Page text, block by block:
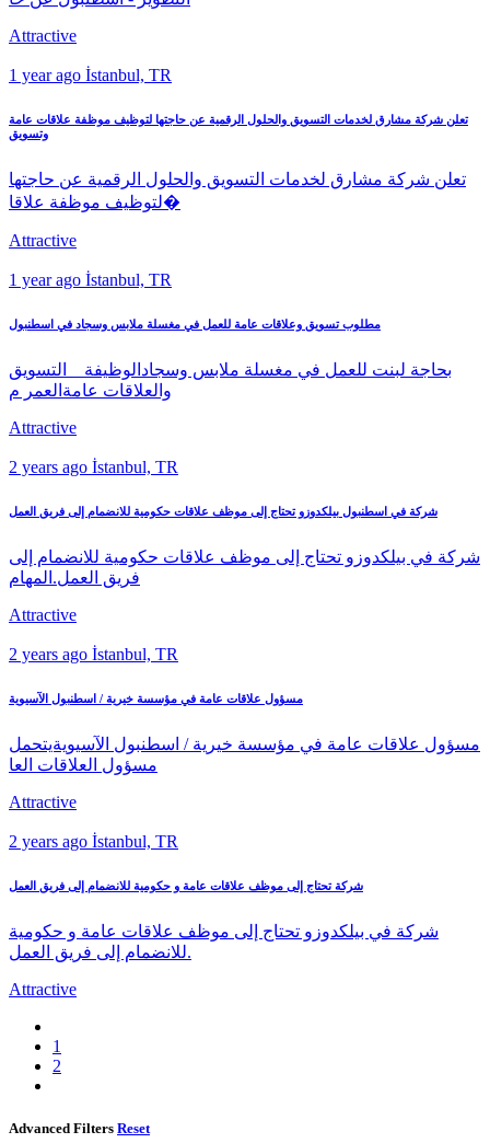
Attractive
1 year ago İstanbul, TR
تعلن شركة مشارق لخدمات التسويق والحلول الرقمية عن حاجتها لتوظيف موظفة علاقات عامة
وتسويق
تعلن شركة مشارق لخدمات التسويق والحلول الرقمية عن حاجتها
لتوظيف موظفة علاقا�
Attractive
1 year ago İstanbul, TR
مطلوب تسويق وعلاقات عامة للعمل في مغسلة ملابس وسجاد في اسطنبول
بحاجة لبنت للعمل في مغسلة ملابس وسجادالوظيفة _ التسويق
والعلاقات عامةالعمر م
Attractive
2 years ago İstanbul, TR
شركة في اسطنبول بيلكدوزو تحتاج إلى موظف علاقات حكومية للانضمام إلى فريق العمل
شركة في بيلكدوزو تحتاج إلى موظف علاقات حكومية للانضمام إلى
فريق العمل.المهام
Attractive
2 years ago İstanbul, TR
مسؤول علاقات عامة في مؤسسة خيرية / اسطنبول الآسيوية
مسؤول علاقات عامة في مؤسسة خيرية / اسطنبول الآسيويةيتحمل
مسؤول العلاقات العا
Attractive
2 years ago İstanbul, TR
شركة تحتاج إلى موظف علاقات عامة و حكومية للانضمام إلى فريق العمل
شركة في بيلكدوزو تحتاج إلى موظف علاقات عامة و حكومية
للانضمام إلى فريق العمل.
Attractive
1
2
Advanced Filters Reset